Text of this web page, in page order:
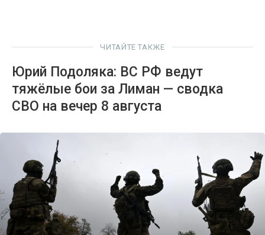
ЧИТАЙТЕ ТАКЖЕ
Юрий Подоляка: ВС РФ ведут
тяжёлые бои за Лиман — сводка
СВО на вечер 8 августа